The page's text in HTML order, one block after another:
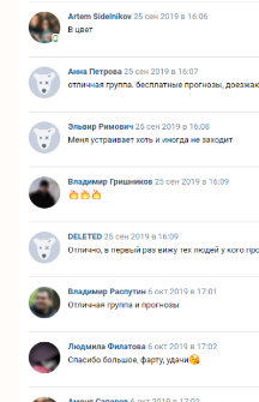
ТЕЛЕГРАМ —
90%+
проход
прогнозов